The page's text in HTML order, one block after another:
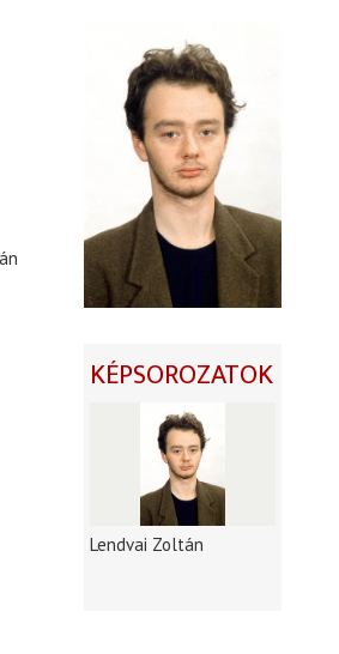
KÉPSOROZATOK
Lendvai Zoltán